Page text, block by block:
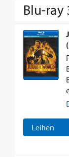
Blu-ray
Leihen